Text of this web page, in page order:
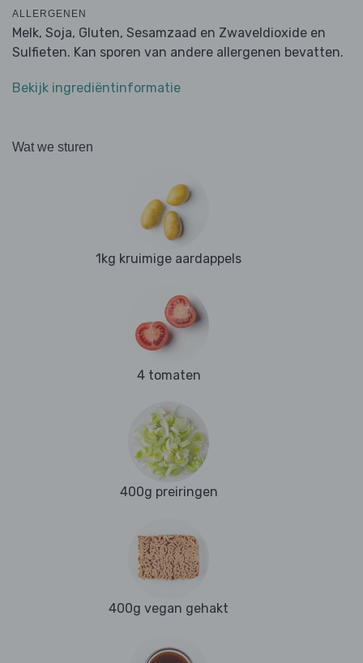
ALLERGENEN
Melk, Soja, Gluten, Sesamzaad en Zwaveldioxide en
Sulfieten. Kan sporen van andere allergenen bevatten.
Bekijk ingrediëntinformatie
Wat we sturen
1kg kruimige aardappels
4 tomaten
400g preiringen
400g vegan gehakt